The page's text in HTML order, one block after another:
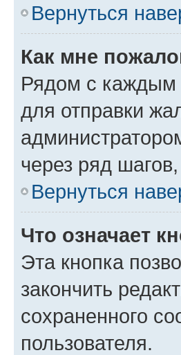
Вернуться
Как мне
Рядом с каждым
для отправки
через ряд
Вернуться
Что означает
Эта кнопка
закончить
сохраненного
пользователя.